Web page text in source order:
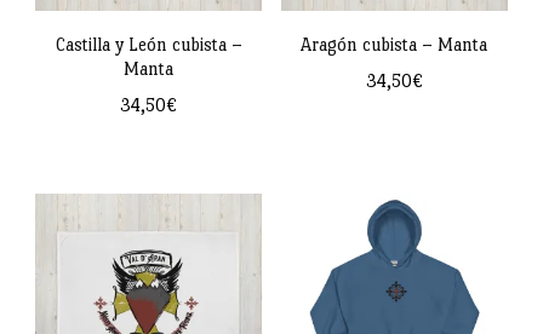
pueden
elegir
en
de
producto
pueden
elegir
de
producto
Castilla y León cubista –
Manta
34,50€
Aragón cubista – Manta
34,50€